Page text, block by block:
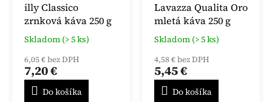
illy Classico
zrnková káva 250 g
Skladom (> 5 ks)
6,05 € bez DPH
7,20 €
Do košíka
Lavazza Qualita Oro
mletá káva 250 g
Skladom (> 5 ks)
4,58 € bez DPH
5,45 €
Do košíka